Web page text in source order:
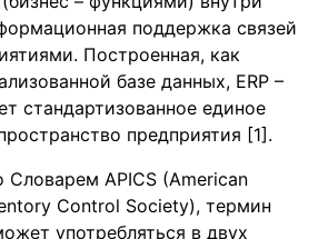
поддержка связей
Построенная, как
базе данных, ERP –
стандартизованное единое
предприятия [1].
Словарем APICS (American
Control Society), термин
употребляться в двух